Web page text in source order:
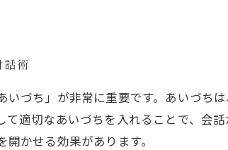
話術
づち」が非常に重要です。あいづち
適切なあいづちを入れることで、会
かせる効果があります。